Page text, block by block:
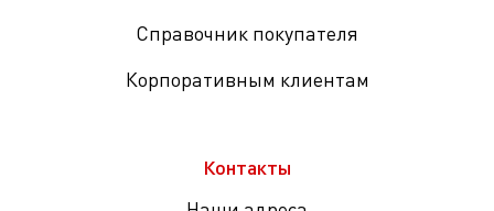
Справочник покупателя
Корпоративным клиентам
Контакты